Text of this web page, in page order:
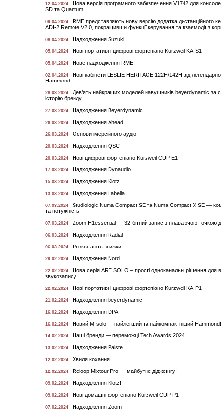
12.04.2024
Нова версія програмного забезпечення V1742 для
SD та Quantum
09.04.2024
RME представляють нову версію додатка дистанційного
ADI-2 Remote V2.0, покращивши функції керування та взаємодії з
08.04.2024 Надходження Suzuki
05.04.2024 Нові портативні цифрові фортепіано Kurzweil KA-S1
05.04.2024 Нове надходження RME!
02.04.2024
Нові кабінети LESLIE HERITAGE 122H/142H від
Hammond!
28.03.2024
Дев’ять найкращих моделей навушників beyerdynamic за
історію бренду
27.03.2024 Надходження Beyerdynamic
26.03.2024 Надходження Ahead
26.03.2024 Основи імерсійного аудіо
20.03.2024 Надходження QSC
20.03.2024 Нові цифрові фортепіано Kurzweil CUP E1
17.03.2024 Надходження Dynaudio
15.03.2024 Надходження Klotz
13.03.2024 Надходження Labella
07.03.2024
Studiologic Numa Compact SE та Numa Compact X SE —
та потужність
07.03.2024 Zoom H1essential — 32-бітний запис з плаваючою точкою
06.03.2024 Надходження Radial
06.03.2024 Розквітають знижки!
29.02.2024 Надходження Nord
22.02.2024
Нова серія ART SOLO – прості одноканальні рішення для
звукозапису
22.02.2024 Нові портативні цифрові фортепіано Kurzweil KA-P1
21.02.2024 Надходження beyerdynamic
16.02.2024 Надходження DPA
16.02.2024 Новий M-solo — найлегший та найкомпактніший Hammond!
14.02.2024 Наші бренди — переможці Tech Awards 2024!
13.02.2024 Надходження Paiste
12.02.2024 Хвиля кохання!
12.02.2024 Reloop Mixtour Pro — майбутнє діджеїнгу!
09.02.2024 Надходження Klotz!
09.02.2024 Нові домашні фортепіано Kurzweil CUP P1
07.02.2024 Надходження Zoom